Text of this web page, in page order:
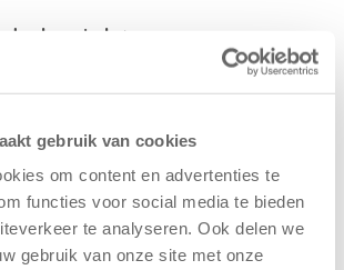
gebruik van cookies
om content en advertenties te
functies voor social media te bieden
te analyseren. Ook delen we
gebruik van onze site met onze
berichten